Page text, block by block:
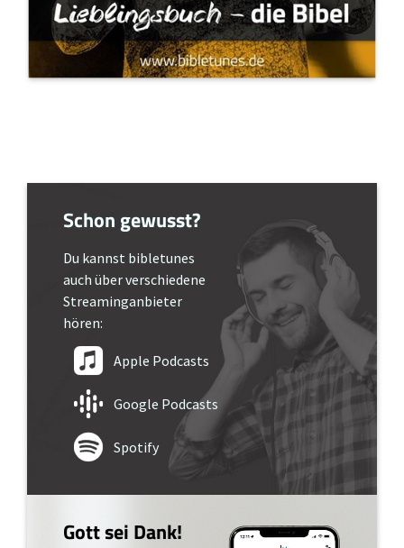
Schon gewusst?
Du kannst bibletunes
auch über verschiedene
Streaminganbieter
hören:
Apple Podcasts
Google Podcasts
Spotify
Gott sei Dank!